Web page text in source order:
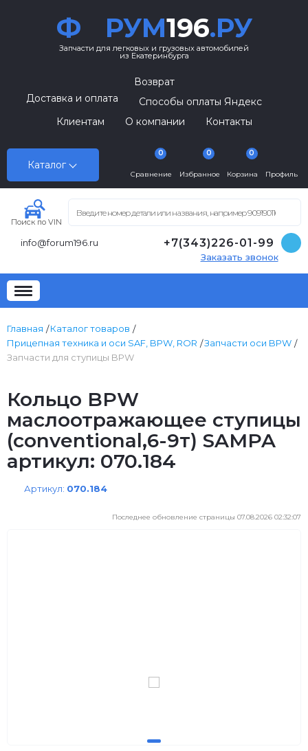
Ф РУМ196.РУ
Запчасти для легковых и грузовых автомобилей
из Екатеринбурга
Каталог
Возврат
Доставка и оплата
Способы оплаты Яндекс
Клиентам
О компании Контакты
Сравнение
0
Избранное
0
Корзина
0
Профиль
Поиск по VIN
info@forum196.ru +7(343)226-01-99
Заказать звонок
Главная
Каталог товаров
Прицепная техника и оси SAF, BPW, ROR
Запчасти оси BPW
Запчасти для ступицы BPW
Кольцо BPW
маслоотражающее ступицы
(conventional,6-9т) SAMPA
артикул: 070.184
Артикул: 070.184
Последнее обновление страницы 07.08.2026 02:32:07